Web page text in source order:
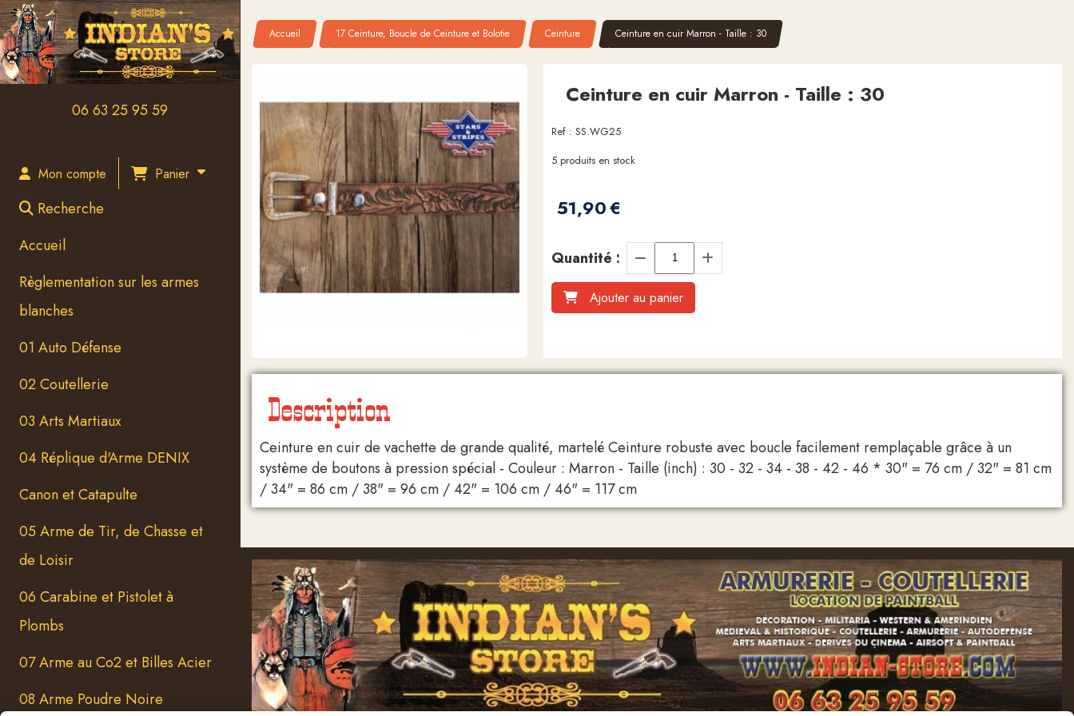
06 63 25 95 59
Mon compte Panier
Recherche
Accueil
Règlementation sur les armes
blanches
01 Auto Défense
02 Coutellerie
03 Arts Martiaux
04 Réplique d'Arme DENIX
Canon et Catapulte
05 Arme de Tir, de Chasse et
de Loisir
06 Carabine et Pistolet à
Plombs
07 Arme au Co2 et Billes Acier
08 Arme Poudre Noire
Accueil 17 Ceinture, Boucle de Ceinture et Bolotie Ceinture Ceinture en cuir Marron - Taille : 30
Ceinture en cuir Marron - Taille : 30
Ref : SS.WG25
51,90€
5 produits en stock
Quantité :
Ajouter au panier
Description
Ceinture en cuir de vachette de grande qualité, martelé Ceinture robuste avec boucle facilement remplaçable grâce à un
système de boutons à pression spécial - Couleur : Marron - Taille (inch) : 30 - 32 - 34 - 38 - 42 - 46 * 30" = 76 cm / 32" = 81 cm
/ 34" = 86 cm / 38" = 96 cm / 42" = 106 cm / 46" = 117 cm
Panneau de gestion des cookies